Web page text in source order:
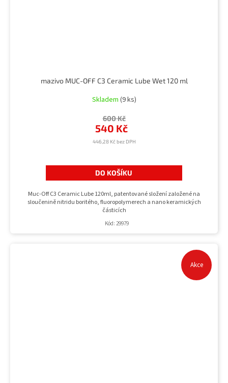
mazivo MUC-OFF C3 Ceramic Lube Wet 120 ml
Skladem (9 ks)
446,28 Kč bez DPH
540 Kč
600 Kč
DO KOŠÍKU
Muc-Off C3 Ceramic Lube 120ml, patentované složení založené na
sloučenině nitridu boritého, fluoropolymerech a nano keramických
částicích
Kód: 29979
Akce